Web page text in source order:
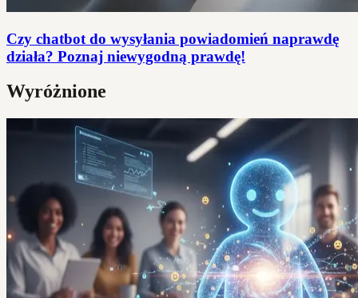
Czy chatbot do wysyłania powiadomień naprawdę
działa? Poznaj niewygodną prawdę!
Wyróżnione